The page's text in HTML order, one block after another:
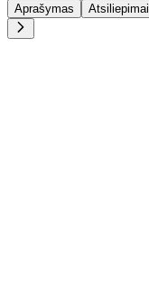
Aprašymas Atsiliepimai